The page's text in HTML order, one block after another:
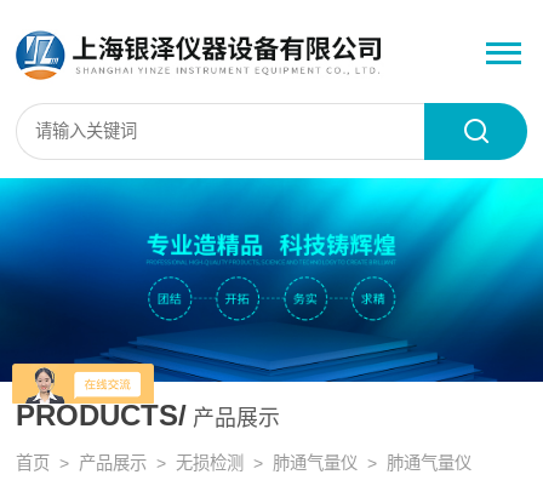
PRODUCTS/ 产品展示
首页 > 产品展示 >无损检测 > 肺通气量仪 > 肺通气量仪